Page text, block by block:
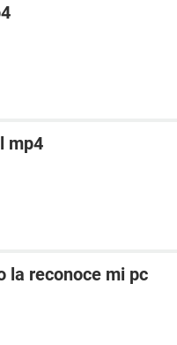
mp4
la reconoce mi pc